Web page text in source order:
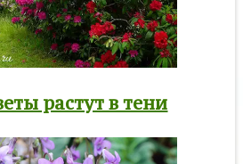
растут в тени